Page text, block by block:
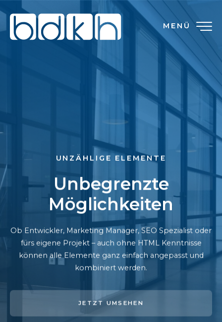
MENÜ
UNZÄHLIGE ELEMENTE
Unbegrenzte
Möglichkeiten
Ob Entwickler, Marketing Manager, SEO Spezialist oder
fürs eigene Projekt – auch ohne HTML Kenntnisse
können alle Elemente ganz einfach angepasst und
kombiniert werden.
JETZT UMSEHEN